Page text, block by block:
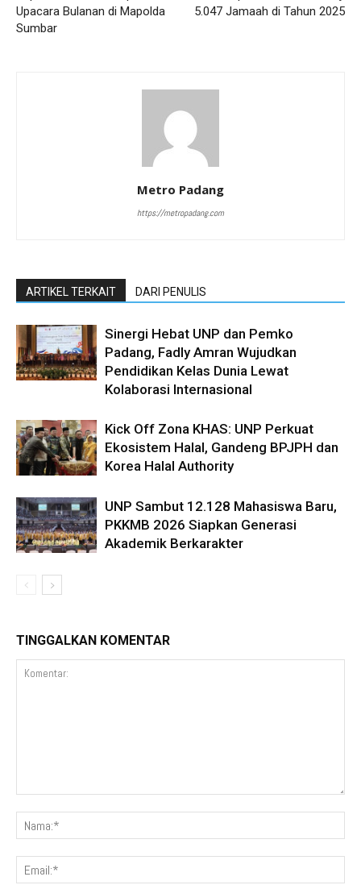
Upacara Bulanan di Mapolda
Sumbar
5.047 Jamaah di Tahun 2025
Metro Padang
https://metropadang.com
ARTIKEL TERKAIT DARI PENULIS
Sinergi Hebat UNP dan Pemko
Padang, Fadly Amran Wujudkan
Pendidikan Kelas Dunia Lewat
Kolaborasi Internasional
Kick Off Zona KHAS: UNP Perkuat
Ekosistem Halal, Gandeng BPJPH dan
Korea Halal Authority
UNP Sambut 12.128 Mahasiswa Baru,
PKKMB 2026 Siapkan Generasi
Akademik Berkarakter
TINGGALKAN KOMENTAR